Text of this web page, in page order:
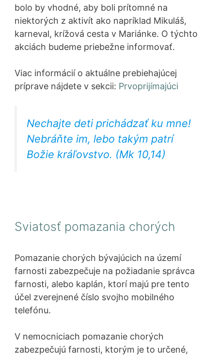
bolo by vhodné, aby boli prítomné na
niektorých z aktivít ako napríklad Mikuláš,
karneval, krížová cesta v Mariánke. O týchto
akciách budeme priebežne informovať.
Viac informácií o aktuálne prebiehajúcej
príprave nájdete v sekcii: Prvoprijímajúci
Nechajte deti prichádzať ku mne!
Nebráňte im, lebo takým patrí
Božie kráľovstvo. (Mk 10,14)
Sviatosť pomazania chorých
Pomazanie chorých bývajúcich na území
farnosti zabezpečuje na požiadanie správca
farnosti, alebo kaplán, ktorí majú pre tento
účel zverejnené číslo svojho mobilného
telefónu.
V nemocniciach pomazanie chorých
zabezpečujú farnosti, ktorým je to určené,